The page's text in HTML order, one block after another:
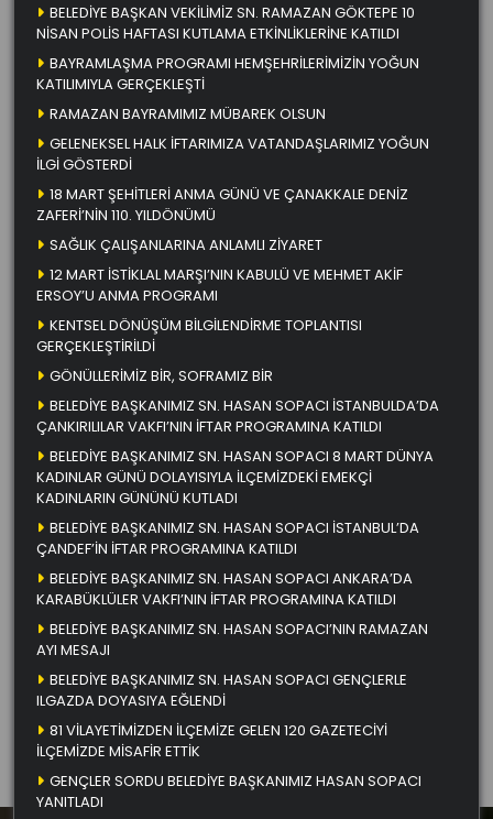
BELEDİYE BAŞKAN VEKİLİMİZ SN. RAMAZAN GÖKTEPE 10
NİSAN POLİS HAFTASI KUTLAMA ETKİNLİKLERİNE KATILDI
BAYRAMLAŞMA PROGRAMI HEMŞEHRİLERİMİZİN YOĞUN
KATILIMIYLA GERÇEKLEŞTİ
RAMAZAN BAYRAMIMIZ MÜBAREK OLSUN
GELENEKSEL HALK İFTARIMIZA VATANDAŞLARIMIZ YOĞUN
İLGİ GÖSTERDİ
18 MART ŞEHİTLERİ ANMA GÜNÜ VE ÇANAKKALE DENİZ
ZAFERİ’NİN 110. YILDÖNÜMÜ
SAĞLIK ÇALIŞANLARINA ANLAMLI ZİYARET
12 MART İSTİKLAL MARŞI’NIN KABULÜ VE MEHMET AKİF
ERSOY’U ANMA PROGRAMI
KENTSEL DÖNÜŞÜM BİLGİLENDİRME TOPLANTISI
GERÇEKLEŞTİRİLDİ
GÖNÜLLERİMİZ BİR, SOFRAMIZ BİR
BELEDİYE BAŞKANIMIZ SN. HASAN SOPACI İSTANBULDA’DA
ÇANKIRILILAR VAKFI’NIN İFTAR PROGRAMINA KATILDI
BELEDİYE BAŞKANIMIZ SN. HASAN SOPACI 8 MART DÜNYA
KADINLAR GÜNÜ DOLAYISIYLA İLÇEMİZDEKİ EMEKÇİ
KADINLARIN GÜNÜNÜ KUTLADI
BELEDİYE BAŞKANIMIZ SN. HASAN SOPACI İSTANBUL’DA
ÇANDEF’İN İFTAR PROGRAMINA KATILDI
BELEDİYE BAŞKANIMIZ SN. HASAN SOPACI ANKARA’DA
KARABÜKLÜLER VAKFI’NIN İFTAR PROGRAMINA KATILDI
BELEDİYE BAŞKANIMIZ SN. HASAN SOPACI’NIN RAMAZAN
AYI MESAJI
BELEDİYE BAŞKANIMIZ SN. HASAN SOPACI GENÇLERLE
ILGAZDA DOYASIYA EĞLENDİ
81 VİLAYETİMİZDEN İLÇEMİZE GELEN 120 GAZETECİYİ
İLÇEMİZDE MİSAFİR ETTİK
GENÇLER SORDU BELEDİYE BAŞKANIMIZ HASAN SOPACI
YANITLADI